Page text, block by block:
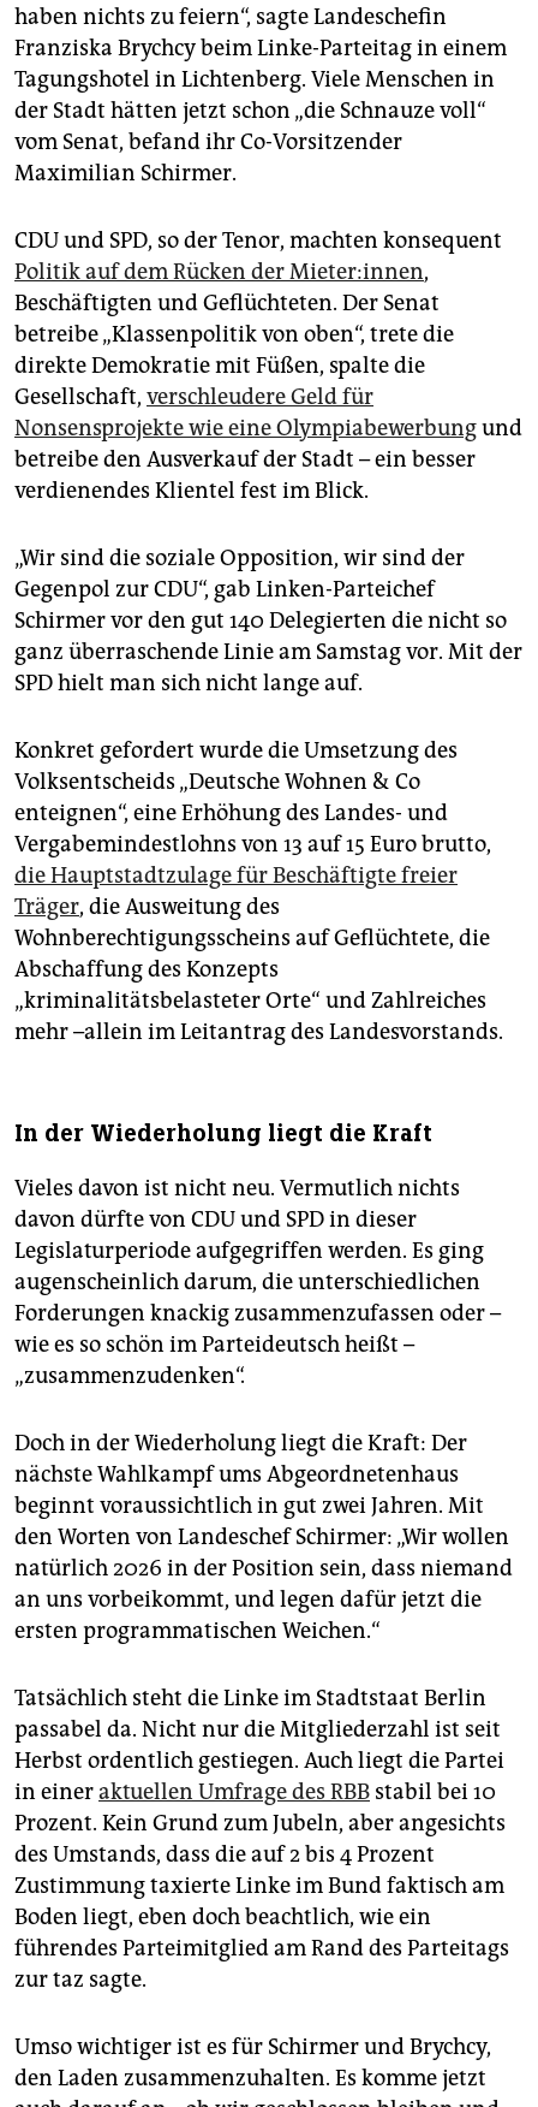
haben nichts zu feiern“, sagte Landeschefin
Franziska Brychcy beim Linke-Parteitag in einem
Tagungshotel in Lichtenberg. Viele Menschen in
der Stadt hätten jetzt schon „die Schnauze voll“
vom Senat, befand ihr Co-Vorsitzender
Maximilian Schirmer.
CDU und SPD, so der Tenor, machten konsequent
Politik auf dem Rücken der Mie­te­r:in­nen,
Beschäftigten und Geflüchteten. Der Senat
betreibe „Klassenpolitik von oben“, trete die
direkte Demokratie mit Füßen, spalte die
Gesellschaft, verschleudere Geld für
Nonsensprojekte wie eine Olympiabewerbungund
betreibe den Ausverkauf der Stadt – ein besser
verdienendes Klientel fest im Blick.
„Wir sind die soziale Opposition, wir sind der
Gegenpol zur CDU“, gab Linken-Parteichef
Schirmer vor den gut 140 Delegierten die nicht so
ganz überraschende Linie am Samstag vor. Mit der
SPD hielt man sich nicht lange auf.
Konkret gefordert wurde die Umsetzung des
Volksentscheids „Deutsche Wohnen & Co
enteignen“, eine Erhöhung des Landes- und
Vergabemindestlohns von 13 auf 15 Euro brutto,
die Hauptstadtzulage für Beschäftigte freier
Träger, die Ausweitung des
Wohnberechtigungsscheins auf Geflüchtete, die
Abschaffung des Konzepts
„kriminalitätsbelasteter Orte“ und Zahlreiches
mehr –allein im Leitantrag des Landesvorstands.
In der Wiederholung liegt die Kraft
Vieles davon ist nicht neu. Vermutlich nichts
davon dürfte von CDU und SPD in dieser
Legislaturperiode aufgegriffen werden. Es ging
augenscheinlich darum, die unterschiedlichen
Forderungen knackig zusammenzufassen oder –
wie es so schön im Parteideutsch heißt –
„zusammenzudenken“.
Doch in der Wiederholung liegt die Kraft: Der
nächste Wahlkampf ums Abgeordnetenhaus
beginnt voraussichtlich in gut zwei Jahren. Mit
den Worten von Landeschef Schirmer: „Wir wollen
natürlich 2026 in der Position sein, dass niemand
an uns vorbeikommt, und legen dafür jetzt die
ersten programmatischen Weichen.“
Tatsächlich steht die Linke im Stadtstaat Berlin
passabel da. Nicht nur die Mitgliederzahl ist seit
Herbst ordentlich gestiegen. Auch liegt die Partei
in eineraktuellen Umfrage des RBB stabil bei 10
Prozent. Kein Grund zum Jubeln, aber angesichts
des Umstands, dass die auf 2 bis 4 Prozent
Zustimmung taxierte Linke im Bund faktisch am
Boden liegt, eben doch beachtlich, wie ein
führendes Parteimitglied am Rand des Parteitags
zur taz sagte.
Umso wichtiger ist es für Schirmer und Brychcy,
den Laden zusammenzuhalten. Es komme jetzt